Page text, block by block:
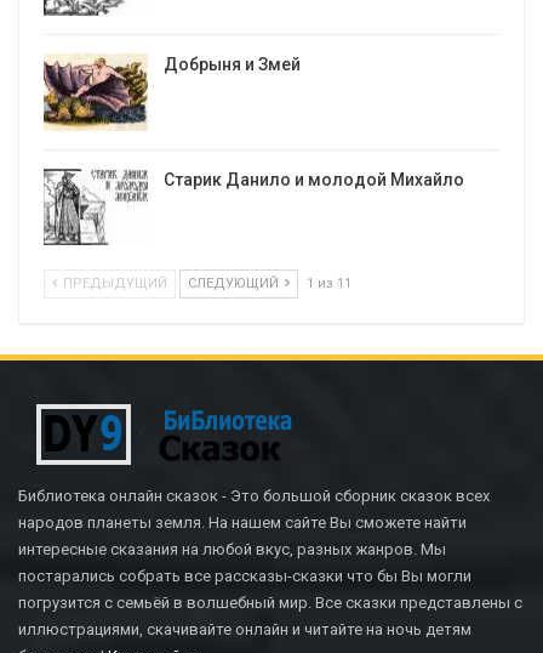
Добрыня и Змей
Старик Данило и молодой Михайло
ПРЕДЫДУЩИЙ СЛЕДУЮЩИЙ 1 из 11
Библиотека онлайн сказок - Это большой сборник сказок всех
народов планеты земля. На нашем сайте Вы сможете найти
интересные сказания на любой вкус, разных жанров. Мы
постарались собрать все рассказы-сказки что бы Вы могли
погрузится с семьёй в волшебный мир. Все сказки представлены с
иллюстрациями, скачивайте онлайн и читайте на ночь детям